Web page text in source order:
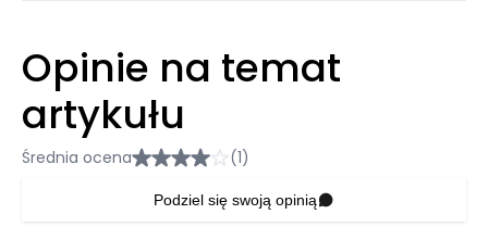
Opinie na temat
artykułu
Średnia ocena (1)
Podziel się swoją opinią